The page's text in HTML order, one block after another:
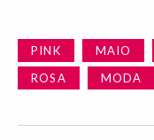
PINK MAIO
ROSA
MODA